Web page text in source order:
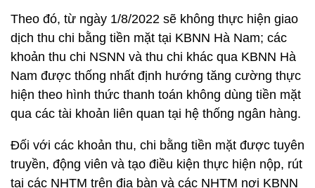
Theo đó, từ ngày 1/8/2022 sẽ không thực hiện giao
dịch thu chi bằng tiền mặt tại KBNN Hà Nam; các
khoản thu chi NSNN và thu chi khác qua KBNN Hà
Nam được thống nhất định hướng tăng cường thực
hiện theo hình thức thanh toán không dùng tiền mặt
qua các tài khoản liên quan tại hệ thống ngân hàng.
Đối với các khoản thu, chi bằng tiền mặt được tuyên
truyền, động viên và tạo điều kiện thực hiện nộp, rút
tại các NHTM trên địa bàn và các NHTM nơi KBNN